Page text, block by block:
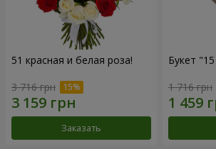
51 красная и белая роза!
3 716 грн
Заказать
Букет
1 716 грн